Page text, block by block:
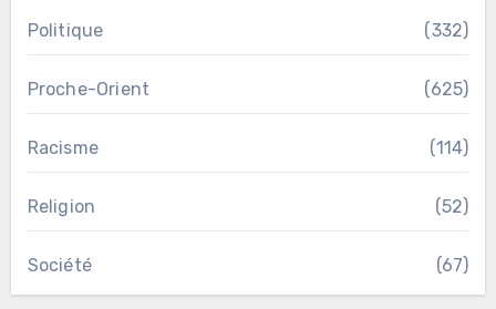
Politique (332)
Proche-Orient (625)
Racisme (114)
Religion (52)
Société (67)